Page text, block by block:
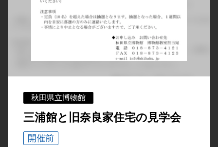
秋田県立博物館
三浦館と旧奈良家住宅の見学会
開催前